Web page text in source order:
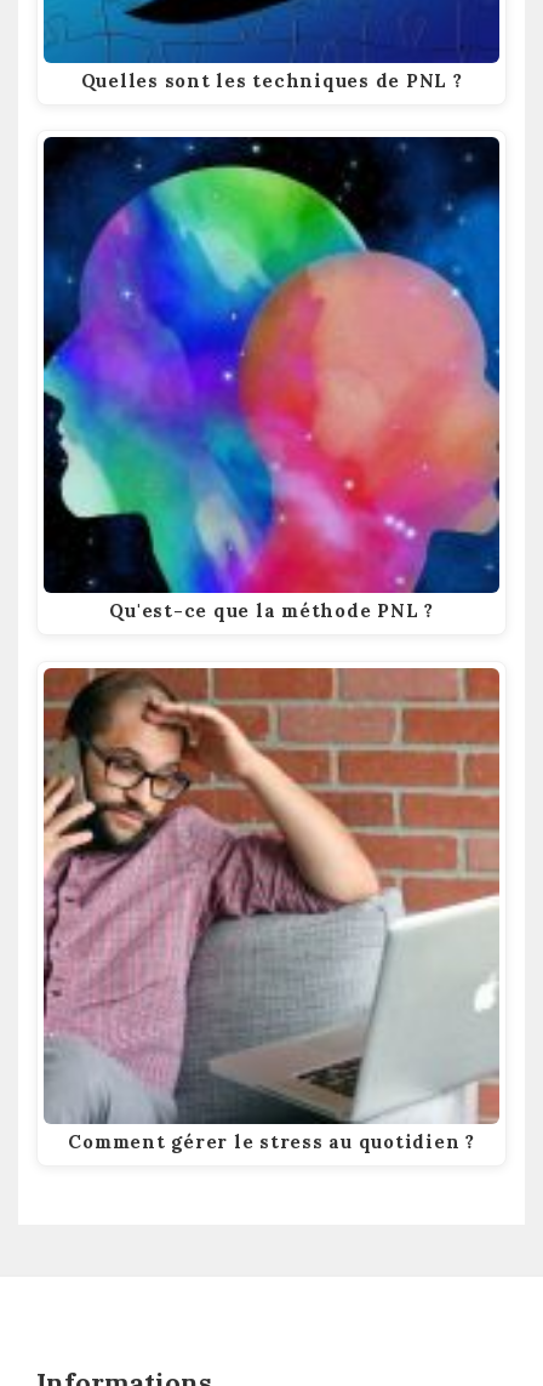
Quelles sont les techniques de PNL ?
Qu'est-ce que la méthode PNL ?
Comment gérer le stress au quotidien ?